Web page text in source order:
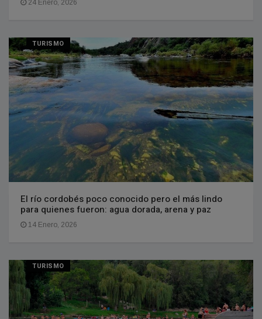
24 Enero, 2026
TURISMO
El río cordobés poco conocido pero el más lindo
para quienes fueron: agua dorada, arena y paz
14 Enero, 2026
TURISMO